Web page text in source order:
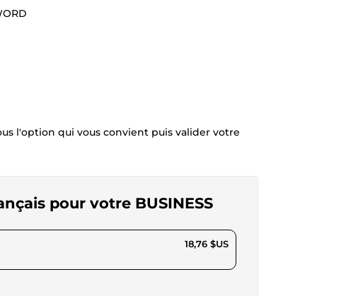
l'option qui vous convient puis valider votre
pour votre BUSINESS
18,76 $US